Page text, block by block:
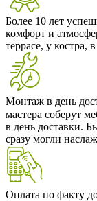
Более 10 лет
комфорт и
террасе, у костра,
Монтаж в день
мастера соберут
в день доставки.
сразу могли
Оплата по факту